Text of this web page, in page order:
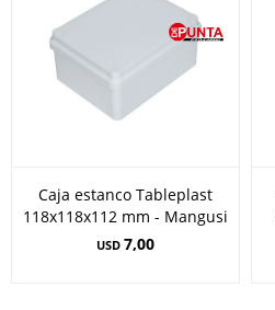
Caja estanco Tableplast
118x118x112 mm - Mangusi
USD 7,00